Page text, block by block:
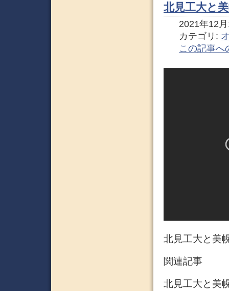
北見工大と
2021年12
カテゴリ:
この記事へ
北見工大と美
関連記事
北見工大と美